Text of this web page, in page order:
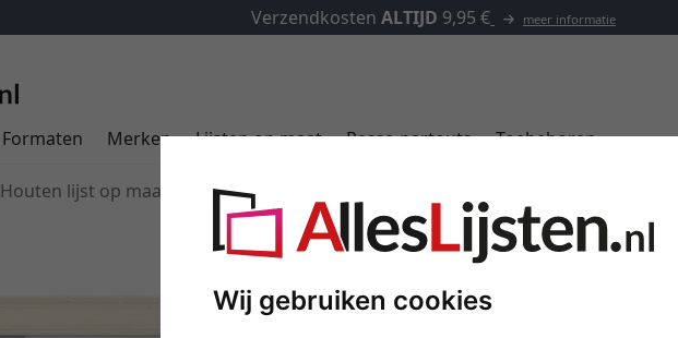
Wij gebruiken cookies
✓500.000
Formaten Merken Lijsten op maat Passe-partouts Toebehoren
Houten lijst op maat Duduma
Houten lijst op maat